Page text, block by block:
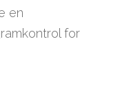
en
for